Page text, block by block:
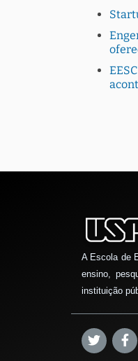
A Escola de
ensino,
instituição